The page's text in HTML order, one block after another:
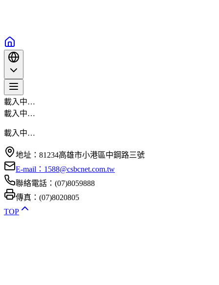
載入中…
載入中…
載入中…
地址：81234高雄市小港區中鋼路三號
E-mail：1588@csbcnet.com.tw
聯絡電話：(07)8059888
傳真：(07)8020805
TOP